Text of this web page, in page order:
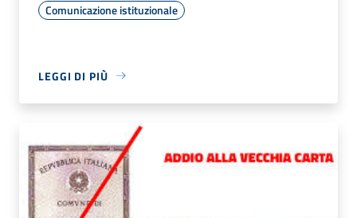
Comunicazione istituzionale
LEGGI DI PIÙ